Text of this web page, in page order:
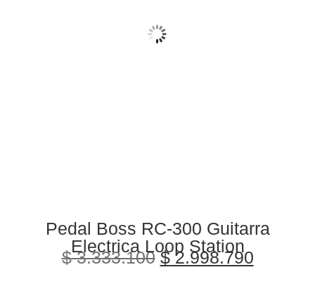
Pedal Boss RC-300 Guitarra
Electrica Loop Station
$3.333.100 $2.998.790